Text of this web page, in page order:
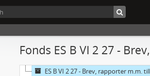
Fonds ES B VI 2 27 -
ES B VI 2 27 - Brev, rapporter m.m.